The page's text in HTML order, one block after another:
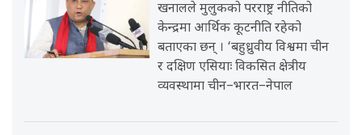
खनालले मुलुकको परराष्ट्र नीतिको
केन्द्रमा आर्थिक कूटनीति रहेको
बताएका छन् । ‘बहुध्रुवीय विश्वमा चीन
र दक्षिण एसियाः विकसित क्षेत्रीय
व्यवस्थामा चीन–भारत–नेपाल